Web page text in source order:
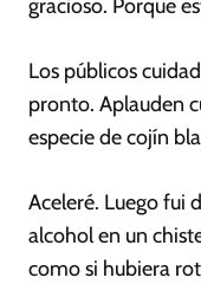
gracioso. Porque
Los públicos
pronto. Aplauden
especie de cojín
Aceleré. Luego fui
alcohol en un
como si hubiera